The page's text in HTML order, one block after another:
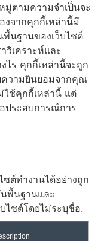
ตามความจำเป็นจะ
งจากคุกกี้เหล่านี้มี
นฐานของเว็บไซต์
วิเคราะห์และ
ไร คุกกี้เหล่านี้จะถูก
ความยินยอมจากคุณ
ใช้คุกกี้เหล่านี้ แต่
ประสบการณ์การ
ซต์ทำงานได้อย่างถูก
พื้นฐานและ
ซต์โดยไม่ระบุชื่อ.